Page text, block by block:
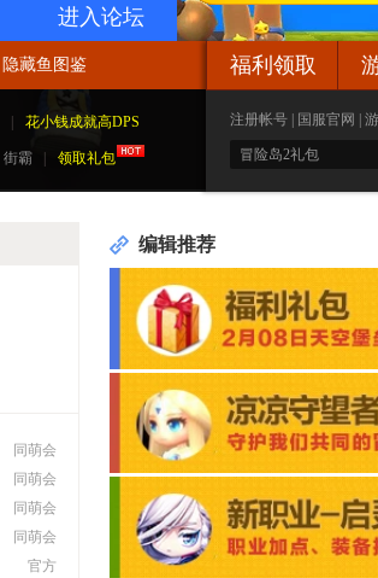
进入论坛
隐藏鱼图鉴
花小钱成就高DPS
街霸 领取礼包
福利领取
注册帐号 国服官网
同萌会
同萌会
同萌会
同萌会
官方
编辑推荐